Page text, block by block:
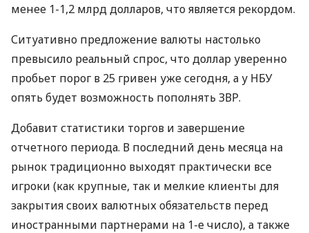
менее 1-1,2 млрд долларов, что является рекордом.
Ситуативно предложение валюты настолько
превысило реальный спрос, что доллар уверенно
пробьет порог в 25 гривен уже сегодня, а у НБУ
опять будет возможность пополнять ЗВР.
Добавит статистики торгов и завершение
отчетного периода. В последний день месяца на
рынок традиционно выходят практически все
игроки (как крупные, так и мелкие клиенты для
закрытия своих валютных обязательств перед
иностранными партнерами на 1-е число), а также